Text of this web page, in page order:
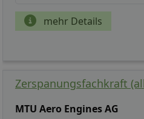
mehr Details
Zerspanungsfachkraft
MTU Aero Engines AG